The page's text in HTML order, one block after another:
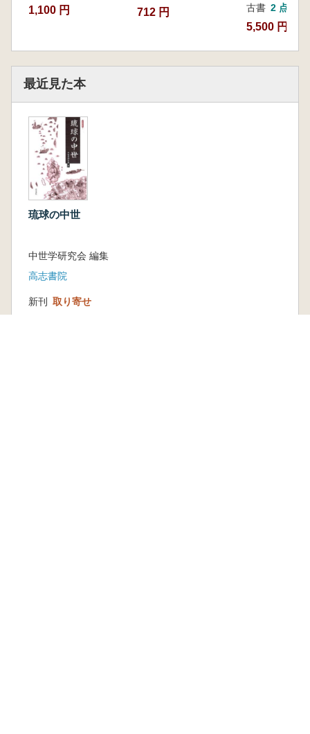
1,100 円 712 円 古書 2 点
5,500 円~
最近見た本
琉球の中世
中世学研究会 編集
高志書院
新刊 取り寄せ